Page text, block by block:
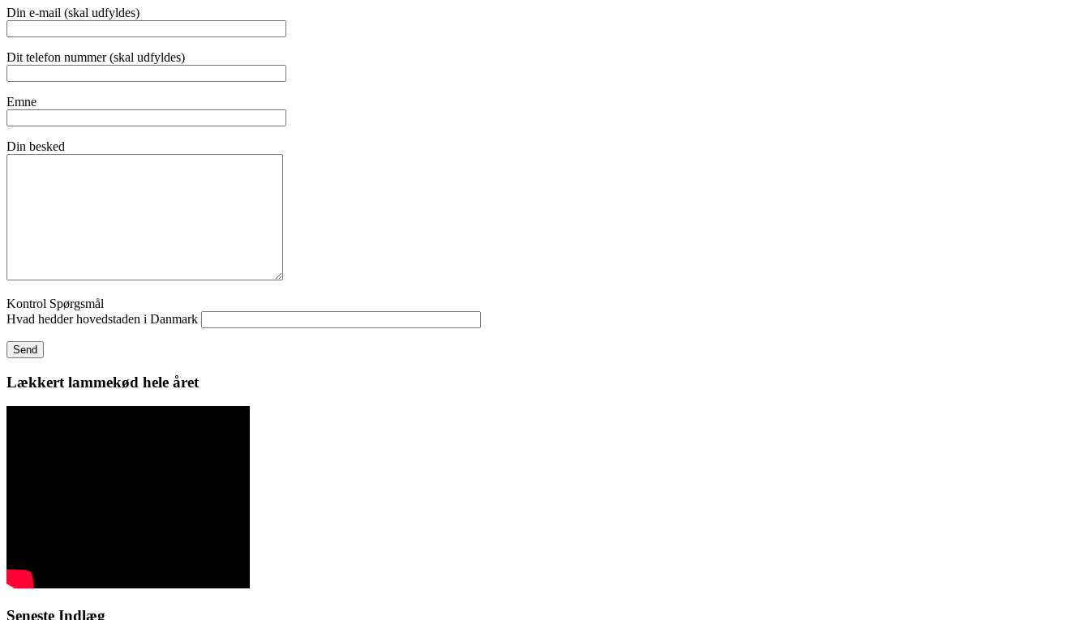
Din e-mail (skal udfyldes)
Dit telefon nummer (skal udfyldes)
Emne
Din besked
Kontrol Spørgsmål
Hvad hedder hovedstaden i Danmark
Lækkert lammekød hele året
Seneste Indlæg